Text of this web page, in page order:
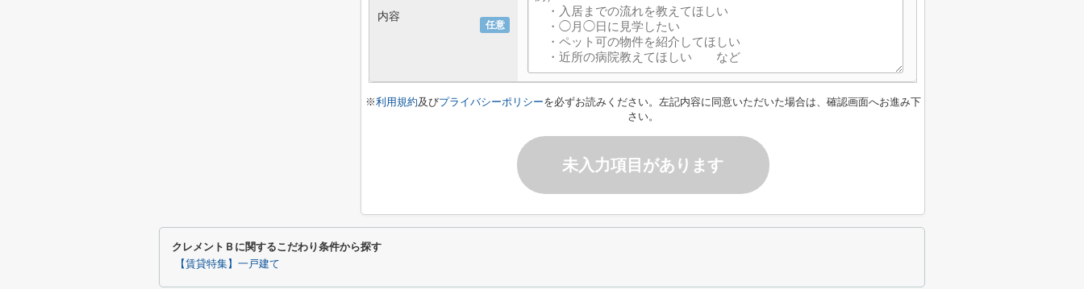
任意
内容
※利用規約及びプライバシーポリシーを必ずお読みください。左記内容に同意いただいた場合は、確認画面へお進み下
さい。
未入力項目があります
クレメントＢに関するこだわり条件から探す
【賃貸特集】一戸建て